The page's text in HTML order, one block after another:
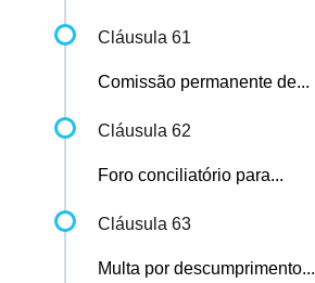
Cláusula 61
Comissão permanente de...
Cláusula 62
Foro conciliatório para...
Cláusula 63
Multa por descumprimento...